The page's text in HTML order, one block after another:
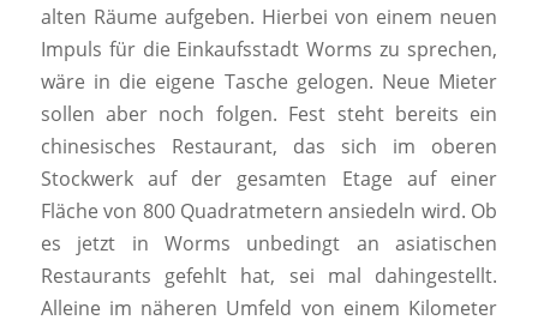
alten Räume aufgeben. Hierbei von einem neuen
Impuls für die Einkaufsstadt Worms zu sprechen,
wäre in die eigene Tasche gelogen. Neue Mieter
sollen aber noch folgen. Fest steht bereits ein
chinesisches Restaurant, das sich im oberen
Stockwerk auf der gesamten Etage auf einer
Fläche von 800 Quadratmetern ansiedeln wird. Ob
es jetzt in Worms unbedingt an asiatischen
Restaurants gefehlt hat, sei mal dahingestellt.
Alleine im näheren Umfeld von einem Kilometer